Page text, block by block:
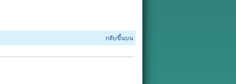
กลับขึ้นบน